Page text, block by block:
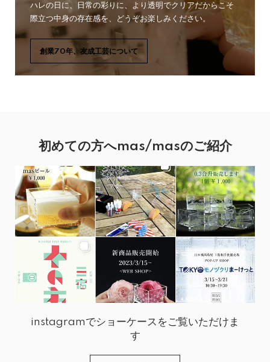
ハレの日に、日常の彩りに、より透明でクリアだからこそ
際立つ中身の存在感を、どうぞお楽しみください。
創業70年、友成工芸について
初めての方へmas/masのご紹介
instagramでショーケースをご覧いただけま
す